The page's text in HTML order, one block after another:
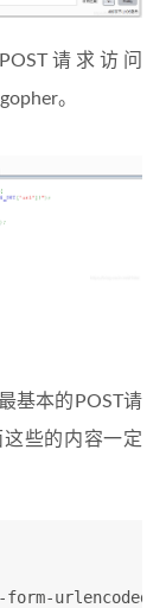
请求访问
。
基本的POST请
些的内容一定
urlencoded